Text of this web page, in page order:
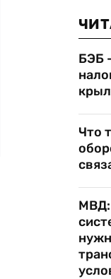
БЭБ
Что
МВД: